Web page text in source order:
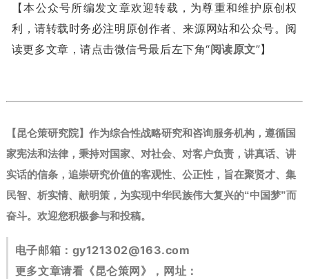
【本公众号所编发文章欢迎转载，为尊重和维护原创权
利，请转载时务必注明原创作者、来源网站和公众号。阅
读更多文章，请点击微信号最后左下角“阅读原文”】
【昆仑策研究院】作为综合性战略研究和咨询服务机构，遵循国
家宪法和法律，秉持对国家、对社会、对客户负责，讲真话、讲
实话的信条，追崇研究价值的客观性、公正性，旨在聚贤才、集
民智、析实情、献明策，为实现中华民族伟大复兴的“中国梦”而
奋斗。 欢迎您积极参与和投稿。
电子邮箱： gy121302@163.com
更多文章请看《昆仑策网》，网址：